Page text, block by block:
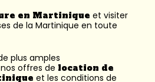
en Martinique et visiter
de la Martinique en toute
plus amples
offres de location de
et les conditions de